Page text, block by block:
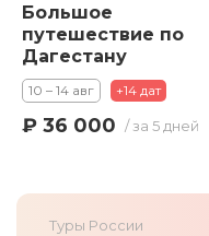
Большое
путешествие по
Дагестану
10 – 14 авг +14 дат
₽ 36 000 / за 5 дней
Туры России